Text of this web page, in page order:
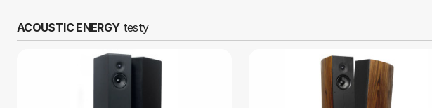
ACOUSTIC ENERGYtesty